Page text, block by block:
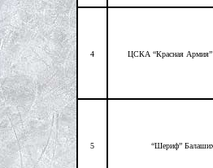
4 ЦСКА “Красная
5 “Шериф”